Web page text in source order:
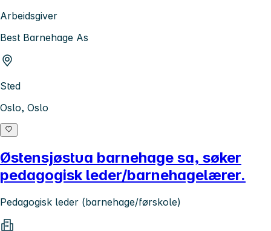
Arbeidsgiver
Best Barnehage As
Sted
Oslo, Oslo
Østensjøstua barnehage sa, søker
pedagogisk leder/barnehagelærer.
Pedagogisk leder (barnehage/førskole)